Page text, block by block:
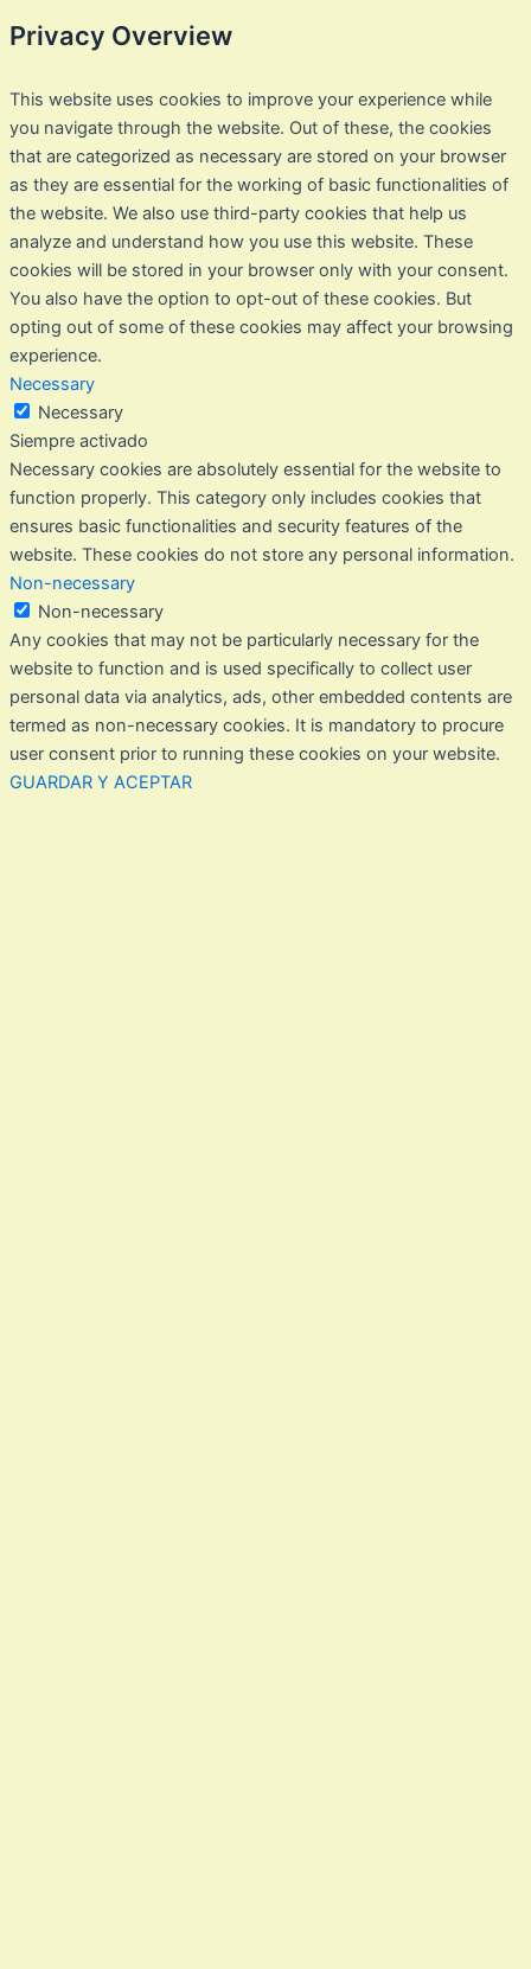
Privacy Overview
This website uses cookies to improve your experience while
you navigate through the website. Out of these, the cookies
that are categorized as necessary are stored on your browser
as they are essential for the working of basic functionalities of
the website. We also use third-party cookies that help us
analyze and understand how you use this website. These
cookies will be stored in your browser only with your consent.
You also have the option to opt-out of these cookies. But
opting out of some of these cookies may affect your browsing
experience.
Necessary
Necessary
Siempre activado
Necessary cookies are absolutely essential for the website to
function properly. This category only includes cookies that
ensures basic functionalities and security features of the
website. These cookies do not store any personal information.
Non-necessary
Non-necessary
Any cookies that may not be particularly necessary for the
website to function and is used specifically to collect user
personal data via analytics, ads, other embedded contents are
termed as non-necessary cookies. It is mandatory to procure
user consent prior to running these cookies on your website.
GUARDAR Y ACEPTAR